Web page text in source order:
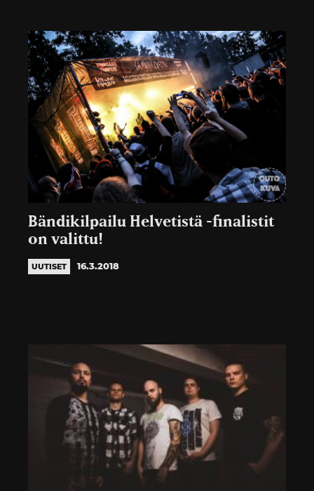
Bändikilpailu Helvetistä -finalistit
on valittu!
UUTISET 16.3.2018